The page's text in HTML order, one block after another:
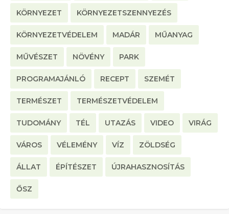
KÖRNYEZET KÖRNYEZETSZENNYEZÉS
KÖRNYEZETVÉDELEM MADÁR MŰANYAG
MŰVÉSZET NÖVÉNY PARK
PROGRAMAJÁNLÓ RECEPT SZEMÉT
TERMÉSZET TERMÉSZETVÉDELEM
TUDOMÁNY TÉL UTAZÁS VIDEO VIRÁG
VÁROS VÉLEMÉNY VÍZ ZÖLDSÉG
ÁLLAT ÉPÍTÉSZET ÚJRAHASZNOSÍTÁS
ŐSZ